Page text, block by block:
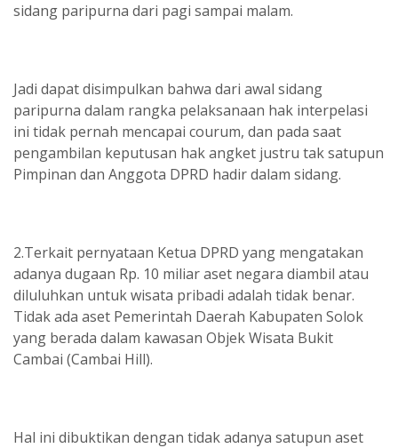
sidang paripurna dari pagi sampai malam.
Jadi dapat disimpulkan bahwa dari awal sidang
paripurna dalam rangka pelaksanaan hak interpelasi
ini tidak pernah mencapai courum, dan pada saat
pengambilan keputusan hak angket justru tak satupun
Pimpinan dan Anggota DPRD hadir dalam sidang.
2.Terkait pernyataan Ketua DPRD yang mengatakan
adanya dugaan Rp. 10 miliar aset negara diambil atau
diluluhkan untuk wisata pribadi adalah tidak benar.
Tidak ada aset Pemerintah Daerah Kabupaten Solok
yang berada dalam kawasan Objek Wisata Bukit
Cambai (Cambai Hill).
Hal ini dibuktikan dengan tidak adanya satupun aset